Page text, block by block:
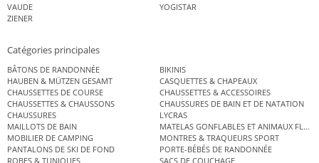
VAUDE
YOGISTAR
ZIENER
Catégories principales
BÂTONS DE RANDONNÉE
BIKINIS
HAUBEN & MÜTZEN GESAMT
CASQUETTES & CHAPEAUX
CHAUSSETTES DE COURSE
CHAUSSETTES & ACCESSOIRES
CHAUSSETTES & CHAUSSONS
CHAUSSURES DE BAIN ET DE NATATION
CHAUSSURES
LYCRAS
MAILLOTS DE BAIN
MATELAS GONFLABLES ET ANIMAUX
MOBILIER DE CAMPING
MONTRES & TRAQUEURS SPORT
PANTALONS DE SKI DE FOND
PORTE-BÉBÉS DE RANDONNÉE
ROBES & TUNIQUES
SACS DE COUCHAGE